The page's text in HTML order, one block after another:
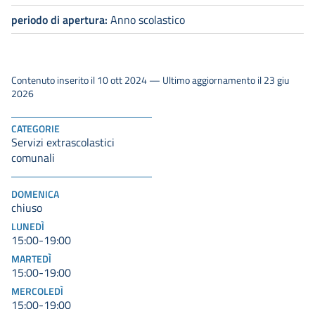
periodo di apertura: Anno scolastico
CATEGORIE
Servizi extrascolastici
comunali
DOMENICA
chiuso
LUNEDÌ
15:00-19:00
MARTEDÌ
15:00-19:00
MERCOLEDÌ
15:00-19:00
Contenuto inserito il 10 ott 2024 — Ultimo aggiornamento il 23 giu
2026